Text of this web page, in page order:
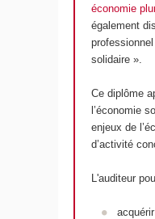
économie
également
solidaire ».
Ce diplôme
l’économie
enjeux de
d’activité
L'auditeur